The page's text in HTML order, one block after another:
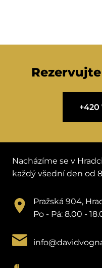
+420
Nacházíme se v
každý všední den od
Pražská 904,
Po - Pá: 8.00 -